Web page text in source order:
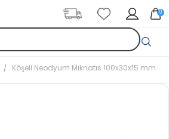
0
Köşeli Neodyum Mıknatıs 100x30x15 mm